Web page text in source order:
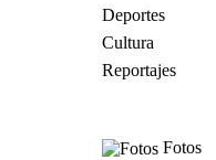
Deportes
Cultura
Reportajes
Fotos